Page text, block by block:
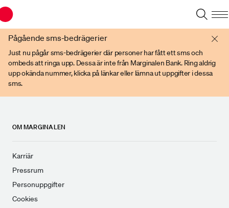
Pågående sms-bedrägerier
Just nu pågår sms-bedrägerier där personer har fått ett sms och
ombeds att ringa upp. Dessa är inte från Marginalen Bank. Ring aldrig
upp okända nummer, klicka på länkar eller lämna ut uppgifter i dessa
sms.
OM MARGINALEN
Karriär
Pressrum
Personuppgifter
Cookies
Du har en gammal webbläsare. Vänligen använd senare versioner av t ex